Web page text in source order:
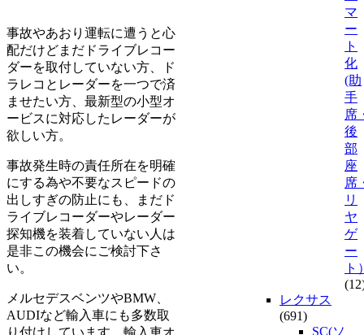
事故やあおり運転に遭うと心
配だけどまだドライブレコー
ダーを取付していない方、ド
ラレコとレーダーを一つで済
ませたい方、最新型の小型オ
ービスに対応したレーダーが
欲しい方。
事故発生時の責任所在を明確
にする為や不要なスピードの
出しすぎの防止にも、まだド
ライブレコーダーやレーダー
探知機を装着していない人は
是非この機会にご検討下さ
い。
メルセデスベンツやBMW、
AUDIなど輸入車にも多数取
り付けしています、輸入車オ
マ
ー
ト
化
(助
手
席
後
部
座
席
リ
ヤ
ゲ
ー
ト
レクサス
(691)
SC(ソ